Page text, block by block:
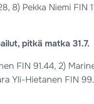
8) Pekka Niemi FIN
pitkä matka 31.7.
FIN 91.44, 2)
Yli-Hietanen FIN